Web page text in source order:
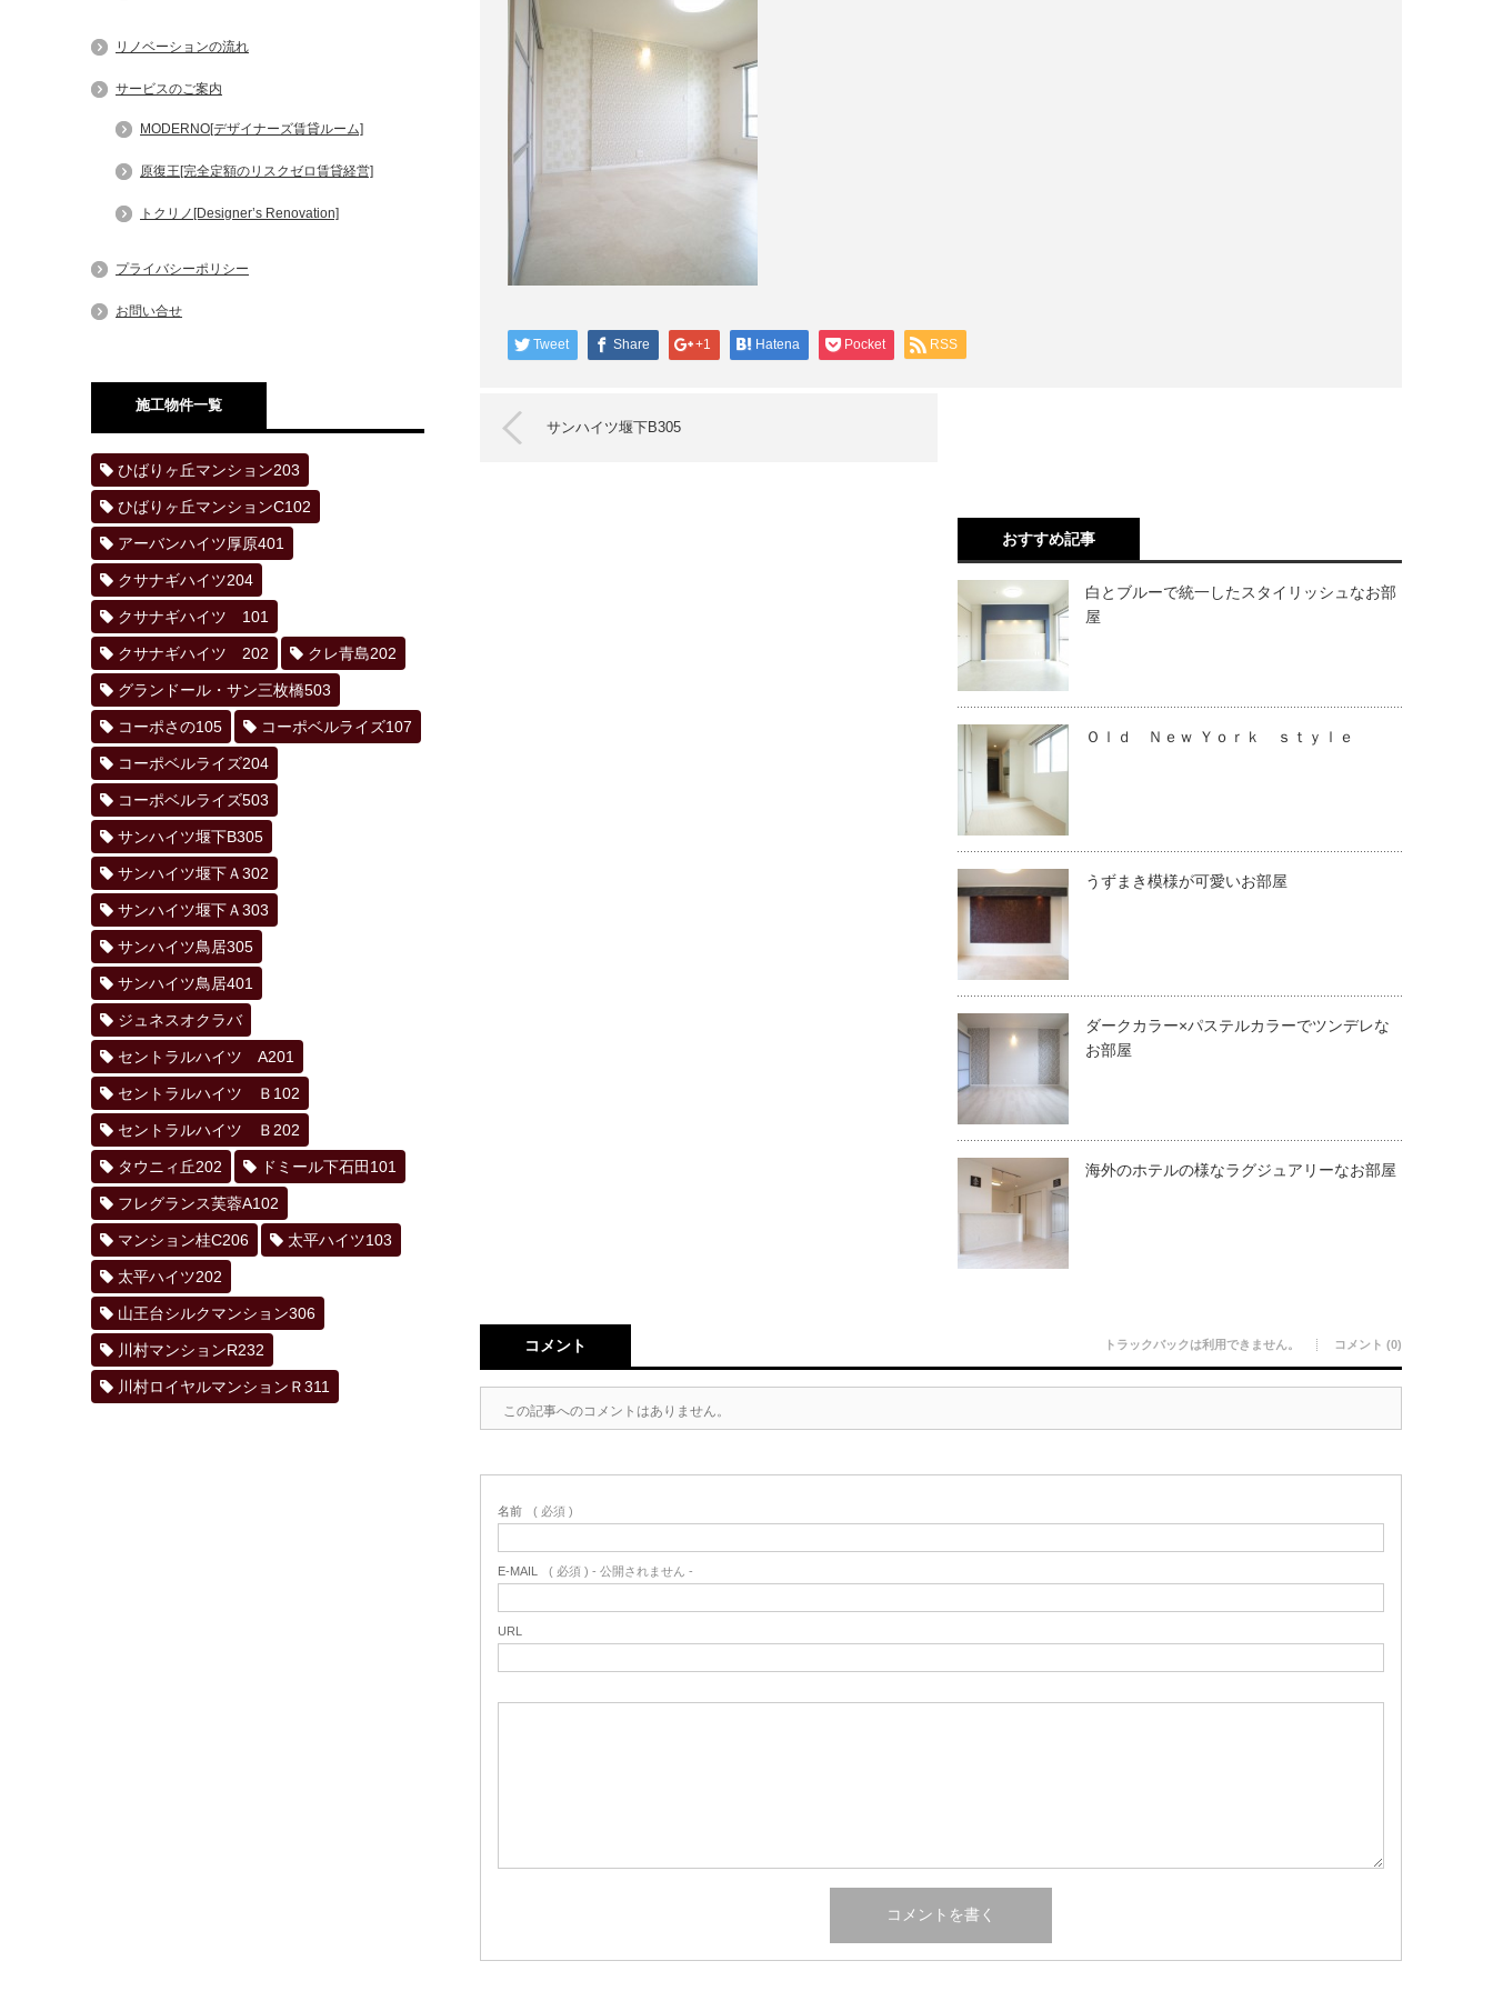
Tweet Share +1 Hatena Pocket RSS
サンハイツ堰下B305
おすすめ記事
白とブルーで統一したスタイリッシュなお部
屋
Ｏｌｄ Ｎｅｗ Ｙｏｒｋ ｓｔｙｌｅ
うずまき模様が可愛いお部屋
ダークカラー×パステルカラーでツンデレな
お部屋
海外のホテルの様なラグジュアリーなお部屋
コメント トラックバックは利用できません。 コメント (0)
この記事へのコメントはありません。
名前 ( 必須 )
E-MAIL ( 必須 ) - 公開されません -
URL
リノベーションの流れ
サービスのご案内
MODERNO[デザイナーズ賃貸ルーム]
原復王[完全定額のリスクゼロ賃貸経営]
トクリノ[Designer’s Renovation]
プライバシーポリシー
お問い合せ
施工物件一覧
ひばりヶ丘マンション203
ひばりヶ丘マンションC102
アーバンハイツ厚原401
クサナギハイツ204
クサナギハイツ 101
クサナギハイツ 202 クレ青島202
グランドール・サン三枚橋503
コーポさの105 コーポベルライズ107
コーポベルライズ204
コーポベルライズ503
サンハイツ堰下B305
サンハイツ堰下Ａ302
サンハイツ堰下Ａ303
サンハイツ鳥居305
サンハイツ鳥居401
ジュネスオクラバ
セントラルハイツ A201
セントラルハイツ Ｂ102
セントラルハイツ Ｂ202
タウニィ丘202 ドミール下石田101
フレグランス芙蓉A102
マンション桂C206 太平ハイツ103
太平ハイツ202
山王台シルクマンション306
川村マンションR232
川村ロイヤルマンションＲ311